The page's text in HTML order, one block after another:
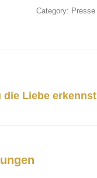
Category: Presse
die Liebe erkennst